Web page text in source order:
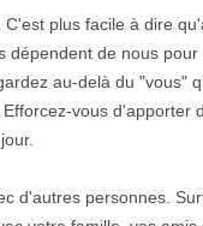
plus facile à dire
dépendent de nous
au-delà du "vous"
vous d'apporter
d'autres personnes.